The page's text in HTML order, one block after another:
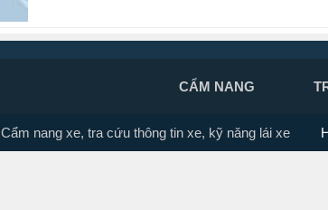
CẨM NANG
Cẩm nang xe, tra cứu thông tin xe, kỹ năng lái xe